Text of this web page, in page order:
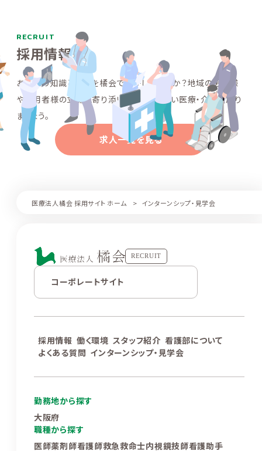
RECRUIT
採用情報
あなたの知識と経験を橘会で活かしませんか？地域の患者様
や利用者様の立場に寄り添い、共に質の高い医療・介護を創り
ましょう。
求人一覧を見る
医療法人橘会 採用サイト ホーム インターンシップ・見学会
RECRUIT
コーポレートサイト
採用情報 働く環境 スタッフ紹介 看護部について
よくある質問 インターンシップ・見学会
勤務地から探す
大阪府
職種から探す
医師薬剤師看護師救急救命士内視鏡技師看護助手